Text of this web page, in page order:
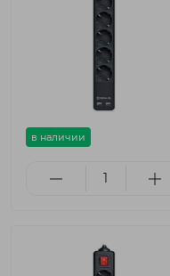
в наличии